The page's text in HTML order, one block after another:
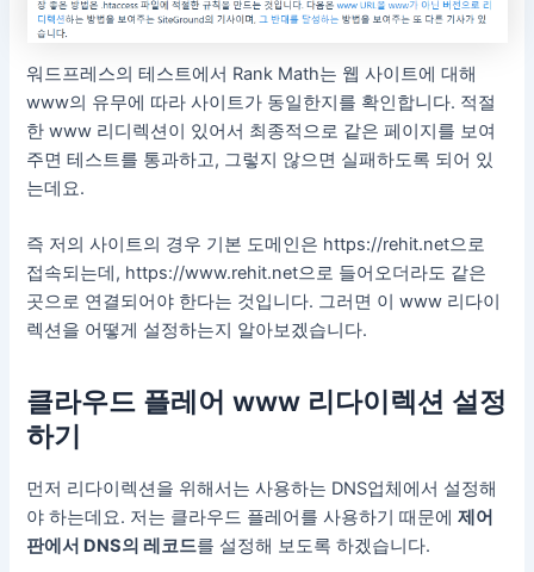
워드프레스의 테스트에서 Rank Math는 웹 사이트에 대해
www의 유무에 따라 사이트가 동일한지를 확인합니다. 적절
한 www 리디렉션이 있어서 최종적으로 같은 페이지를 보여
주면 테스트를 통과하고, 그렇지 않으면 실패하도록 되어 있
는데요.
즉 저의 사이트의 경우 기본 도메인은 https://rehit.net으로
접속되는데, https://www.rehit.net으로 들어오더라도 같은
곳으로 연결되어야 한다는 것입니다. 그러면 이 www 리다이
렉션을 어떻게 설정하는지 알아보겠습니다.
클라우드 플레어 www 리다이렉션 설정
하기
먼저 리다이렉션을 위해서는 사용하는 DNS업체에서 설정해
야 하는데요. 저는 클라우드 플레어를 사용하기 때문에제어
판에서 DNS의 레코드를 설정해 보도록 하겠습니다.